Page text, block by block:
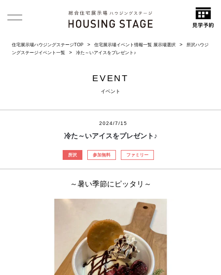
住宅展示場ハウジングステージTOP 住宅展示場イベント情報一覧 展示場選択
所沢ハウジ
ングステージイベント一覧
冷た～いアイスをプレゼント♪
EVENT
イベント
2024/7/15
冷た～いアイスをプレゼント♪
所沢 参加無料 ファミリー
～暑い季節にピッタリ～